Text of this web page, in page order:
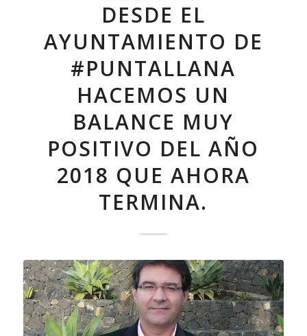
DESDE EL
AYUNTAMIENTO DE
#PUNTALLANA
HACEMOS UN
BALANCE MUY
POSITIVO DEL AÑO
2018 QUE AHORA
TERMINA.